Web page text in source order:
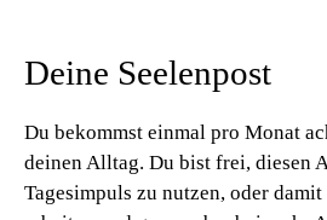
Deine Seelenpost
Du bekommst einmal pro Monat
deinen Alltag. Du bist frei, diesen
Tagesimpuls zu nutzen, oder